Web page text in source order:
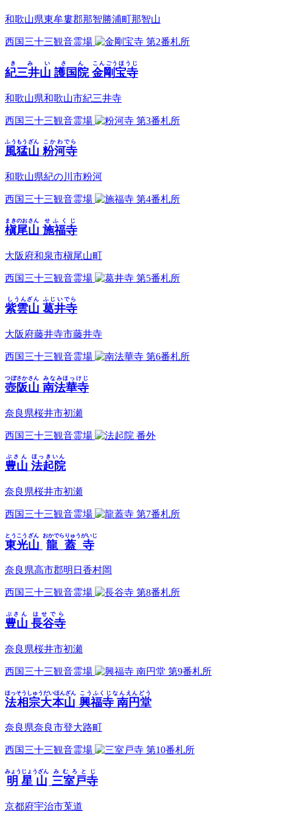
和歌山県東牟婁郡那智勝浦町那智山
西国三十三観音霊場 第2番札所
紀三井山 護国院
きみいさん
金剛宝寺
こんごうほうじ
和歌山県和歌山市紀三井寺
西国三十三観音霊場 第3番札所
風猛山
ふうもうざん
粉河寺
こかわでら
和歌山県紀の川市粉河
西国三十三観音霊場 第4番札所
槇尾山
まきのおさん
施福寺
せふくじ
大阪府和泉市槇尾山町
西国三十三観音霊場 第5番札所
紫雲山
しうんざん
葛井寺
ふじいでら
大阪府藤井寺市藤井寺
西国三十三観音霊場 第6番札所
壺阪山
つぼさかさん
南法華寺
みなみほっけじ
奈良県桜井市初瀬
西国三十三観音霊場 番外
豊山
ぶさん
法起院
ほっきいん
奈良県桜井市初瀬
西国三十三観音霊場 第7番札所
東光山
とうこうざん
龍蓋寺
おかでらりゅうがいじ
奈良県高市郡明日香村岡
西国三十三観音霊場 第8番札所
豊山
ぶさん
長谷寺
はせでら
奈良県桜井市初瀬
西国三十三観音霊場 第9番札所
法相宗大本山
ほっそうしゅうだいほんざん
興福寺 南円堂
こうふくじなんえんどう
奈良県奈良市登大路町
西国三十三観音霊場 第10番札所
明星山
みょうじょうざん
三室戸寺
みむろとじ
京都府宇治市莵道